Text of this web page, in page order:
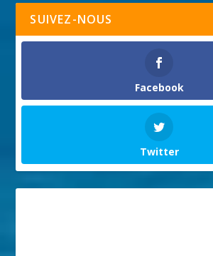
SUIVEZ-NOUS
Facebook
Twitter